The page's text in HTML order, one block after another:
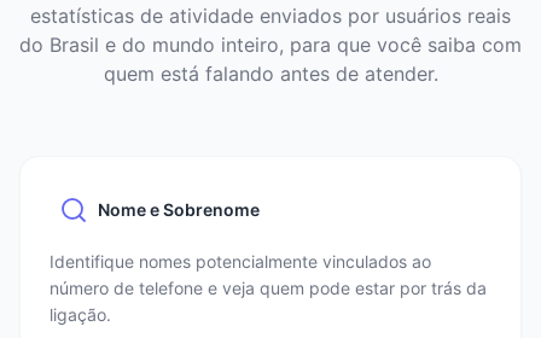
estatísticas de atividade enviados por usuários reais
do Brasil e do mundo inteiro, para que você saiba com
quem está falando antes de atender.
Nome e Sobrenome
Identifique nomes potencialmente vinculados ao
número de telefone e veja quem pode estar por trás da
ligação.